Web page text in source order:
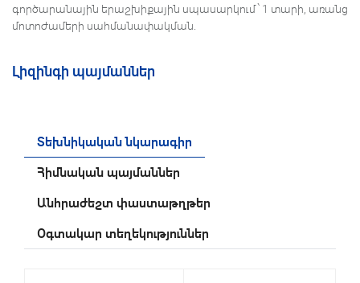
գործարանային երաշխիքային սպասարկում՝ 1 տարի, առանց
մոտոժամերի սահմանափակման.
Լիզինգի պայմաններ
Տեխնիկական նկարագիր
Հիմնական պայմաններ
Անհրաժեշտ փաստաթղթեր
Օգտակար տեղեկություններ